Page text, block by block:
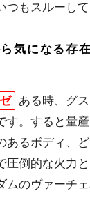
つもスルーして
気になる存
ある時、グ
す。すると量
あるボディ、
圧倒的な火力
ムのヴァーチ